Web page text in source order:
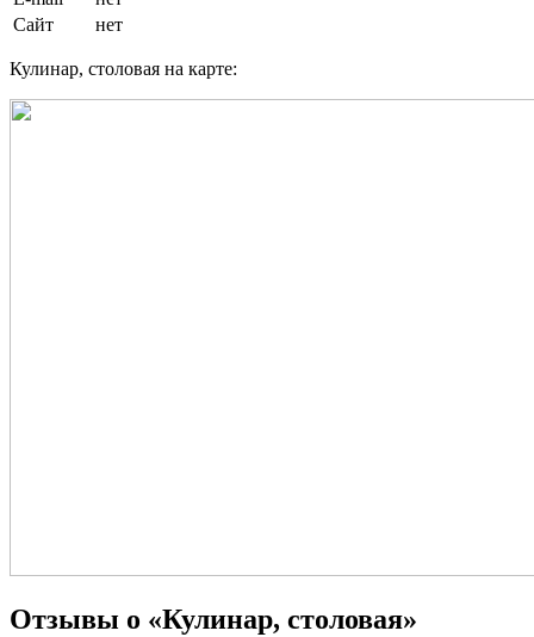
Сайт
нет
Кулинар, столовая на карте:
Отзывы о «Кулинар, столовая»